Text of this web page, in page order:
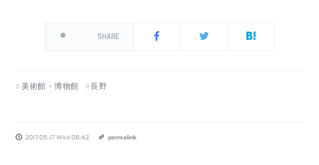
SHARE
美術館・博物館 長野
2017.05.17 Wed 08:42 permalink